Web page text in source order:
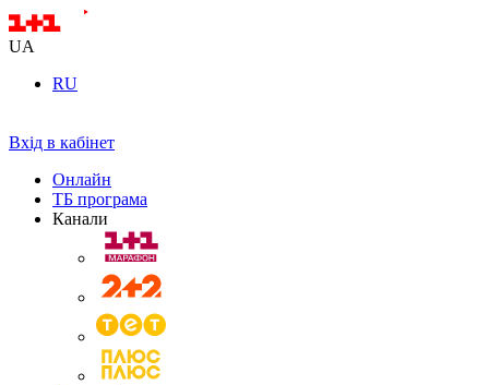
UA
RU
Вхід в кабінет
Онлайн
ТБ програма
Канали